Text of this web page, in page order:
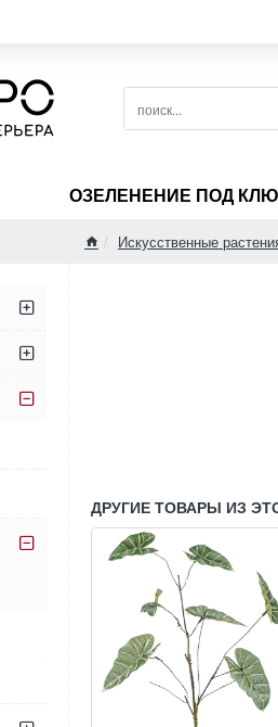
поиск...
ОЗЕЛЕНЕНИЕ ПОД
Искусственные
ДРУГИЕ ТОВАРЫ ИЗ